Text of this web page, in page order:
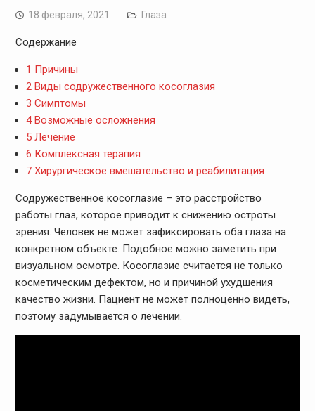
18 февраля, 2021 Глаза
Содержание
1 Причины
2 Виды содружественного косоглазия
3 Симптомы
4Возможные осложнения
5Лечение
6 Комплексная терапия
7Хирургическое вмешательство и реабилитация
Содружественное косоглазие – это расстройство
работы глаз, которое приводит к снижению остроты
зрения. Человек не может зафиксировать оба глаза на
конкретном объекте. Подобное можно заметить при
визуальном осмотре. Косоглазие считается не только
косметическим дефектом, но и причиной ухудшения
качество жизни. Пациент не может полноценно видеть,
поэтому задумывается о лечении.